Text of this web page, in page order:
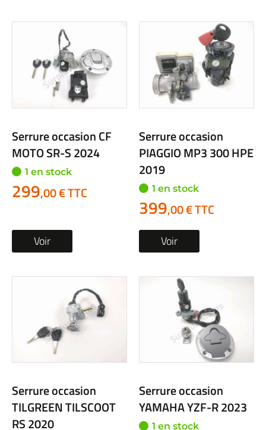
Serrure occasion CF
MOTO SR-S 2024
1 en stock
299,00 € TTC
Voir
Serrure occasion
PIAGGIO MP3 300 HPE
2019
1 en stock
399,00 € TTC
Voir
Serrure occasion
TILGREEN TILSCOOT
RS 2020
Serrure occasion
YAMAHA YZF-R 2023
1 en stock